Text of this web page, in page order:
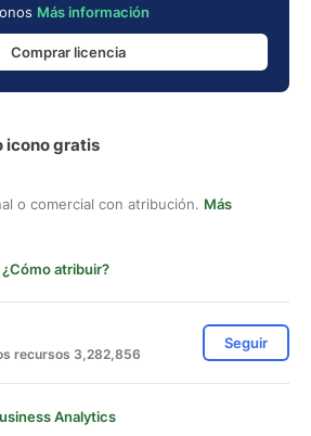
Más información
Comprar licencia
icono gratis
o comercial con atribución. Más
¿Cómo atribuir?
recursos 3,282,856
Seguir
Analytics